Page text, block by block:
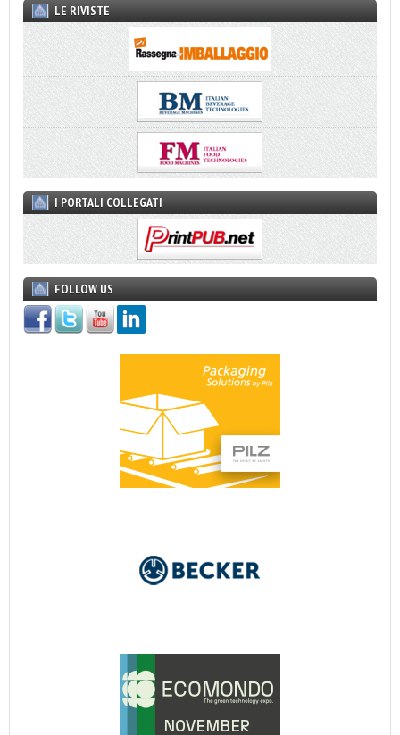
LE RIVISTE
I PORTALI COLLEGATI
FOLLOW US